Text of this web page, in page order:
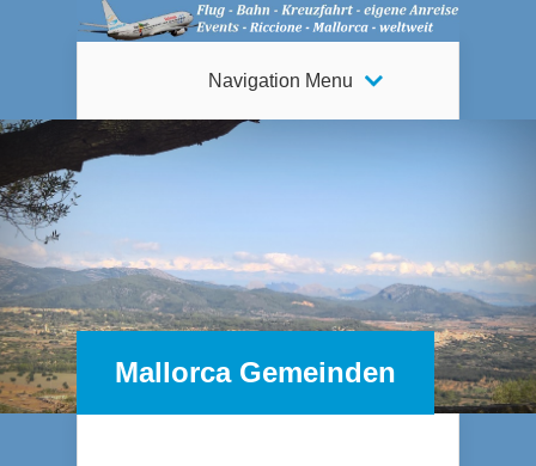
Navigation Menu
Mallorca Gemeinden